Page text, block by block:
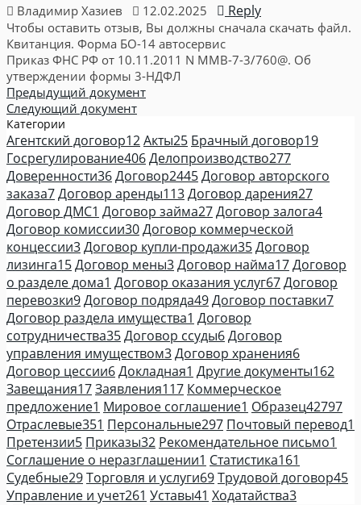
Владимир Хазиев 12.02.2025 Reply
Чтобы оставить отзыв, Вы должны сначала скачать файл.
Квитанция. Форма БО-14 автосервис
Приказ ФНС РФ от 10.11.2011 N ММВ-7-3/760@. Об
утверждении формы 3-НДФЛ
Предыдущий документ
Следующий документ
Категории
Агентский договор12Акты25 Брачный договор19
Госрегулирование406Делопроизводство277
Доверенности36Договор2445Договор авторского
заказа7Договор аренды113Договор дарения27
Договор ДМС1 Договор займа27Договор залога4
Договор комиссии30Договор коммерческой
концессии3Договор купли-продажи35Договор
лизинга15Договор мены3Договор найма17Договор
о разделе дома1 Договор оказания услуг67Договор
перевозки9Договор подряда49Договор поставки7
Договор раздела имущества1 Договор
сотрудничества35Договор ссуды6Договор
управления имуществом3Договор хранения6
Договор цессии6Докладная1 Другие документы162
Завещания17Заявления117 Коммерческое
предложение1 Мировое соглашение1 Образец42797
Отраслевые351 Персональные297 Почтовый перевод1
Претензии5 Приказы32 Рекомендательное письмо1
Соглашение о неразглашении1 Статистика161
Судебные29Торговля и услуги69Трудовой договор45
Управление и учет261 Уставы41 Ходатайства3